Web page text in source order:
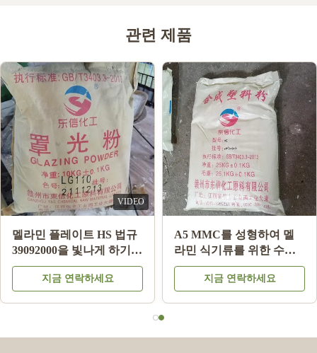
관련 제품
그릇/판을 만들기를 위한
백색 색깔 멜라민 주조 분
말 높은 결합 강도
지금 연락하세요
식기 멜라민을 만들기를
위한 합성 분말을 주조하
는 멜라민은 사라다 그릇
멜라민을 도금합니다
지금 연락하세요